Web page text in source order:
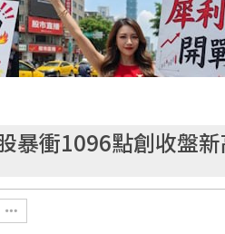
暴衝1096點創收盤